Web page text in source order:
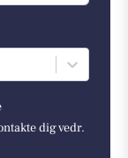
dig vedr.